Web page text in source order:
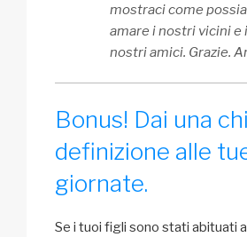
mostraci come
amare i nostri vicini e i
nostri amici. Grazie.
Bonus! Dai una
definizione alle
giornate.
Se i tuoi figli sono stati abituati